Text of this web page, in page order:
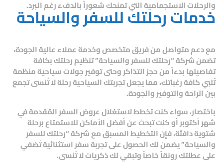
والرحلات الاستجمامية التي تمنحك شعوراً بالدفء رغم البرد.
خدمات رحلتك للسفر والسياحة
مع دعم متواصل من فريق متخصص وخدمة عملاء عالية الجودة،
تضمن شركة “رحلتك للسفر والسياحة” تنظيم رحلتك بكافة
تفاصيلها بدءاً من حجز التذاكر وحتى توفير جولات سياحية منظمة
تُلبي كافة رغباتك، مما يجعل تجربتك السياحية رحلة لا تُنسى تجمع
بين الراحة والتوفير والجودة.
باختصار، سواء كنت تخطط لاستغلال عروض السفر المُقدمة في
شهر أكتوبر أو كنت تبحث عن أفضل الأماكن للاستمتاع برحلة
شتوية دافئة، فإن التخطيط المسبق مع شركة “رحلتك للسفر
والسياحة” يضمن لك الحصول على تجربة سفر استثنائية تُضفي
على عطلتك رونقاً خاصاً وتبقي لك ذكريات لا تُنسى.